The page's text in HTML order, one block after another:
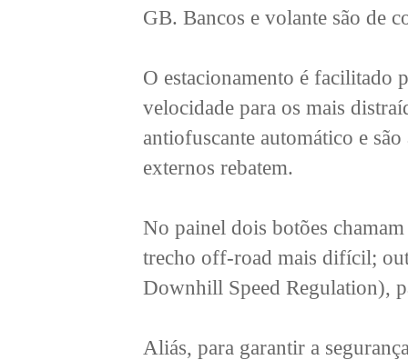
GB. Bancos e volante são de
O estacionamento é facilitado
velocidade para os mais
antiofuscante automático e
externos rebatem.
No painel dois botões
trecho off-road mais difícil;
Downhill Speed Regulation),
Aliás, para garantir a